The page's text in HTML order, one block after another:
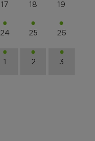
17 18 19
24 25 26
1 2 3